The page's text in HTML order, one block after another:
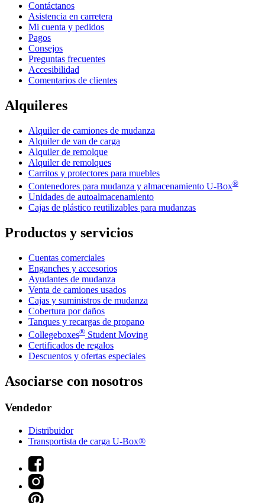
Contáctanos
Asistencia en carretera
Mi cuenta y pedidos
Pagos
Consejos
Preguntas frecuentes
Accesibilidad
Comentarios de clientes
Alquileres
Alquiler de camiones de mudanza
Alquiler de van de carga
Alquiler de remolque
Alquiler de remolques
Carritos y protectores para muebles
Contenedores para mudanza y almacenamiento U-Box®
Unidades de autoalmacenamiento
Cajas de plástico reutilizables para mudanzas
Productos y servicios
Cuentas comerciales
Enganches y accesorios
Ayudantes de mudanza
Venta de camiones usados
Cajas y suministros de mudanza
Cobertura por daños
Tanques y recargas de propano
Collegeboxes® Student Moving
Certificados de regalos
Descuentos y ofertas especiales
Asociarse con nosotros
Vendedor
Distribuidor
Transportista de carga U-Box®